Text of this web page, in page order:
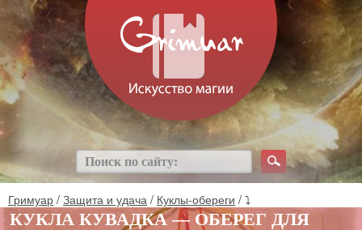
Гримуар / Защита и удача / Куклы-обереги / ⤵
КУКЛА КУВАДКА — ОБЕРЕГ ДЛЯ